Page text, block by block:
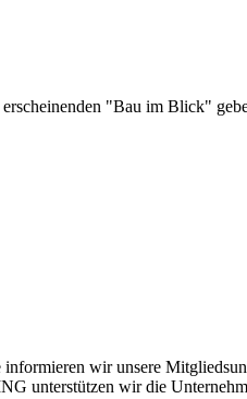
"Bau im Blick"
wir unsere
unterstützen wir die